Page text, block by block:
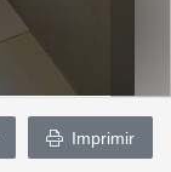
Imprimir